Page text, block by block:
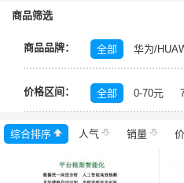
商品筛选
商品品牌： 全部 华为/
奇安信/QI-ANXIN
书生
北信源
价格区间： 全部 0-70元
综合排序 人气 销量